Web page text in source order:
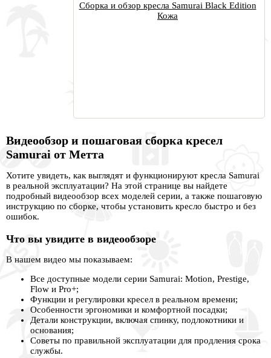
Сборка и обзор кресла Samurai Black Edition
Кожа
Видеообзор и пошаговая сборка кресел
Samurai от Метта
Хотите увидеть, как выглядят и функционируют кресла Samurai
в реальной эксплуатации? На этой странице вы найдете
подробный видеообзор всех моделей серии, а также пошаговую
инструкцию по сборке, чтобы установить кресло быстро и без
ошибок.
Что вы увидите в видеообзоре
В нашем видео мы показываем:
Все доступные модели серии Samurai: Motion, Prestige,
Flow и Pro+;
Функции и регулировки кресел в реальном времени;
Особенности эргономики и комфортной посадки;
Детали конструкции, включая спинку, подлокотники и
основания;
Советы по правильной эксплуатации для продления срока
службы.